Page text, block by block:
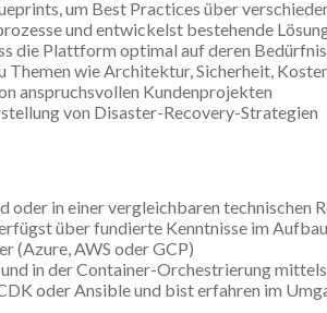
um Best Practices über
und entwickelst bestehende
die Plattform optimal auf deren
Themen wie Architektur, Sicherheit,
anspruchsvollen Kundenprojekten
von Disaster-Recovery-Strategien
in einer vergleichbaren technischen
über fundierte Kenntnisse im
(Azure, AWS oder GCP)
in der Container-Orchestrierung mittels
oder Ansible und bist erfahren im